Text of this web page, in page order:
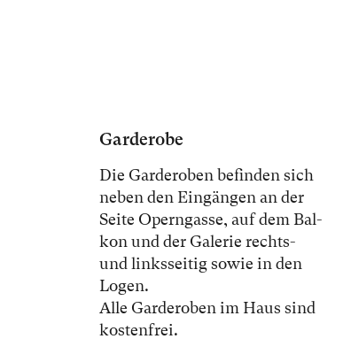
Garderobe
Die Gar­der­oben be­fin­den sich
ne­ben den Ein­gän­gen an der
Sei­te Opern­gas­se, auf dem Bal­
kon und der Ga­le­rie rechts-
und links­sei­tig so­wie in den
Lo­gen.
Alle Gar­der­oben im Haus sind
kos­ten­frei.